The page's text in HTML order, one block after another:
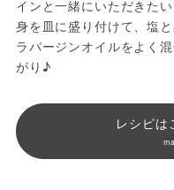
インと一緒にいただきた
身を皿に盛り付けて、塩
ラバージンオイルをよく
がり♪
レシピ